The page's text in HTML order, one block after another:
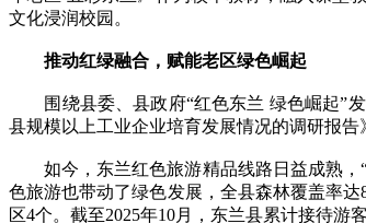
文化浸润校园。
推动红绿融合，赋能老区绿色崛起
围绕县委、县政府“红色东兰 绿色崛起”发
县规模以上工业企业培育发展情况的调研报
如今，东兰红色旅游精品线路日益成熟，“
色旅游也带动了绿色发展，全县森林覆盖率
区4个。截至2025年10月，东兰县累计接待游